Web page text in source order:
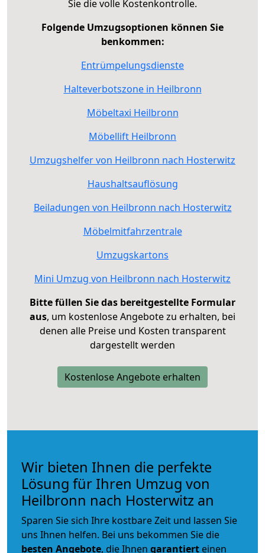
Sie die volle Kostenkontrolle.
Folgende Umzugsoptionen können Sie
benkommen:
Entrümpelungsdienste
Halteverbotszone in Heilbronn
Möbeltaxi Heilbronn
Möbellift Heilbronn
Umzugshelfer von Heilbronn nach Hosterwitz
Haushaltsauflösung
Beiladungen von Heilbronn nach Hosterwitz
Möbelmitfahrzentrale
Umzugskartons
Mini Umzug von Heilbronn nach Hosterwitz
Bitte füllen Sie das bereitgestellte Formular
aus, um kostenlose Angebote zu erhalten, bei
denen alle Preise und Kosten transparent
dargestellt werden
Kostenlose Angebote erhalten
Wir bieten Ihnen die perfekte
Lösung für Ihren Umzug von
Heilbronn nach Hosterwitz an
Sparen Sie sich Ihre kostbare Zeit und lassen Sie
uns Ihnen helfen. Bei uns bekommen Sie die
besten Angebote, die Ihnen garantiert einen